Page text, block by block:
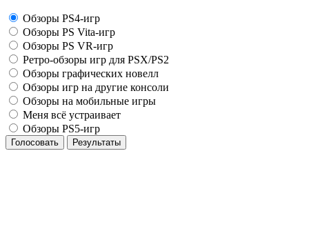
Обзоры PS4-игр
Обзоры PS Vita-игр
Обзоры PS VR-игр
Ретро-обзоры игр для PSX/PS2
Обзоры графических новелл
Обзоры игр на другие консоли
Обзоры на мобильные игры
Меня всё устраивает
Обзоры PS5-игр
Голосовать Результаты